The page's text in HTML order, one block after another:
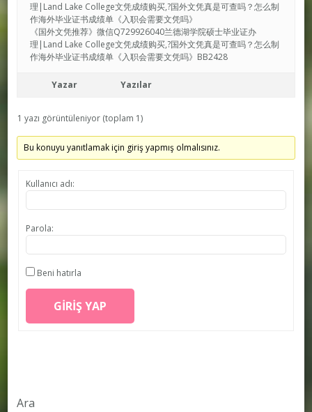
理|Land Lake College文凭成绩购买,?国外文凭真是可查吗？怎么制
作海外毕业证书成绩单《入职会需要文凭吗》
《国外文凭推荐》微信Q729926040兰德湖学院硕士毕业证办
理|Land Lake College文凭成绩购买,?国外文凭真是可查吗？怎么制
作海外毕业证书成绩单《入职会需要文凭吗》BB2428
Yazar Yazılar
1 yazı görüntüleniyor (toplam 1)
Bu konuyu yanıtlamak için giriş yapmış olmalısınız.
Kullanıcı adı:
Parola:
Beni hatırla
GIRIŞ YAP
Ara